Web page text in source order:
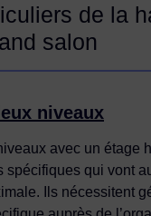
de la
salon
niveaux
avec un étage
spécifiques qui vont
Ils nécessitent